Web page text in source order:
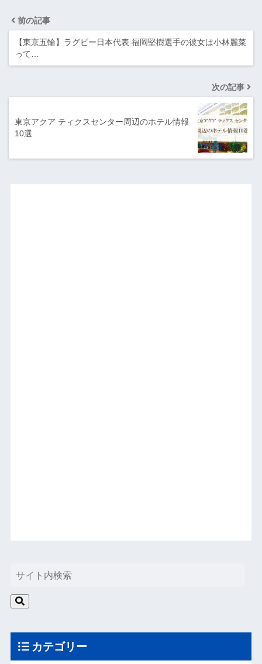
前の記事
【東京五輪】ラグビー日本代表 福岡堅樹選手の彼女は小林麗菜
って…
次の記事
東京アクア ティクスセンター周辺のホテル情報
10選
カテゴリー